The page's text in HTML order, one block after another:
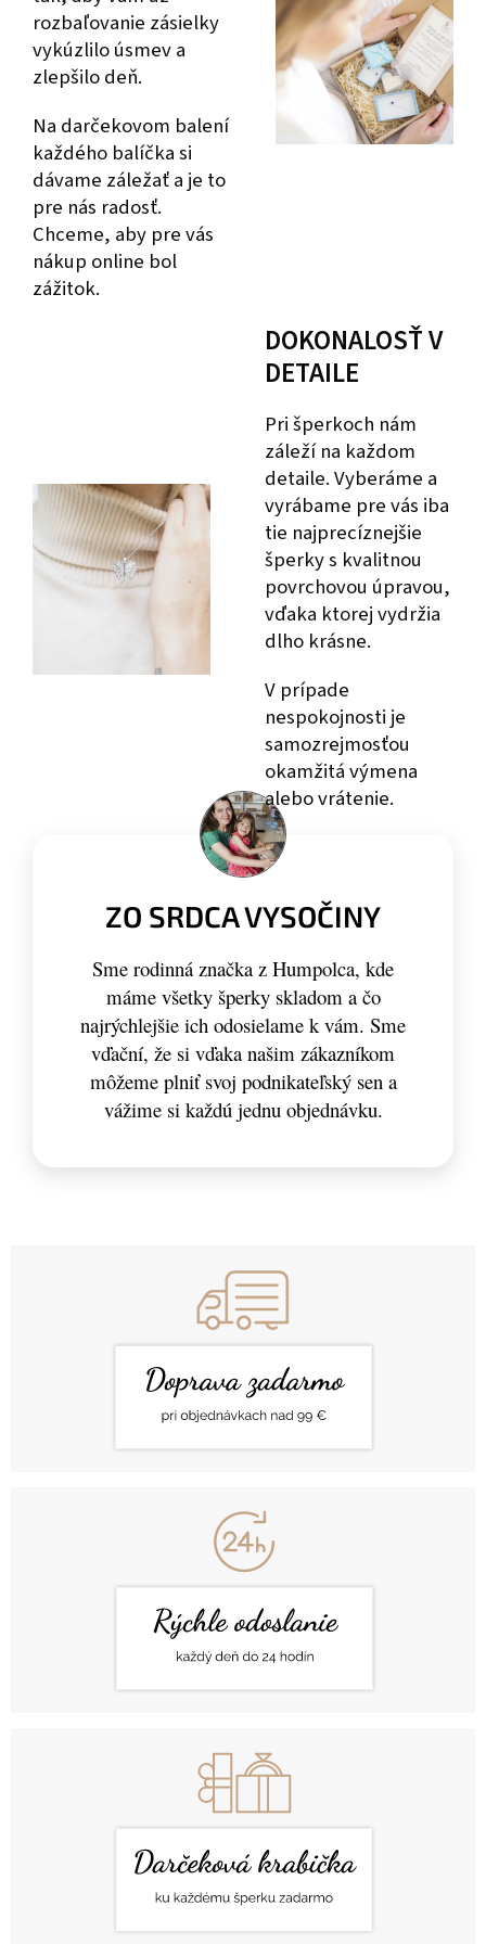
rozbaľovanie zásielky
vykúzlilo úsmev a
zlepšilo deň.
Na darčekovom balení
každého balíčka si
dávame záležať a je to
pre nás radosť.
Chceme, aby pre vás
nákup online bol
zážitok.
DOKONALOSŤ V
DETAILE
Pri šperkoch nám
záleží na každom
detaile. Vyberáme a
vyrábame pre vás iba
tie najprecíznejšie
šperky s kvalitnou
povrchovou úpravou,
vďaka ktorej vydržia
dlho krásne.
V prípade
nespokojnosti je
samozrejmosťou
okamžitá výmena
alebo vrátenie.
ZO SRDCA VYSOČINY
Sme rodinná značka z Humpolca, kde
máme všetky šperky skladom a čo
najrýchlejšie ich odosielame k vám. Sme
vďační, že si vďaka našim zákazníkom
môžeme plniť svoj podnikateľský sen a
vážime si každú jednu objednávku.